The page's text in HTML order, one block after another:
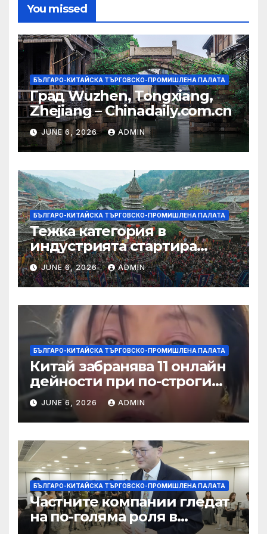
You missed
БЪЛГАРО-КИТАЙСКА ТЪРГОВСКО-ПРОМИШЛЕНА ПАЛАТА
Град Wuzhen, Tongxiang,
Zhejiang – Chinadaily.com.cn
JUNE 6, 2026 ADMIN
БЪЛГАРО-КИТАЙСКА ТЪРГОВСКО-ПРОМИШЛЕНА ПАЛАТА
Тежка категория в
индустрията стартира
алианс за космическа
слънчева енергия
JUNE 6, 2026 ADMIN
БЪЛГАРО-КИТАЙСКА ТЪРГОВСКО-ПРОМИШЛЕНА ПАЛАТА
Китай забранява 11 онлайн
дейности при по-строги
правила за ограничаване на
слуховете и
кибернасилниците
JUNE 6, 2026 ADMIN
БЪЛГАРО-КИТАЙСКА ТЪРГОВСКО-ПРОМИШЛЕНА ПАЛАТА
Частните компании гледат
на по-голяма роля в